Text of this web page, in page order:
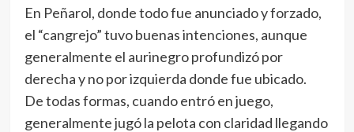
En Peñarol, donde todo fue anunciado y forzado,
el “cangrejo” tuvo buenas intenciones, aunque
generalmente el aurinegro profundizó por
derecha y no por izquierda donde fue ubicado.
De todas formas, cuando entró en juego,
generalmente jugó la pelota con claridad llegando